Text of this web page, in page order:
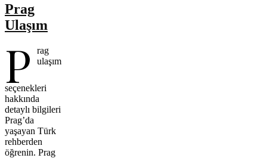
Prag
Ulaşım
P
rag
ulaşım
seçenekleri
hakkında
detaylı bilgileri
Prag’da
yaşayan Türk
rehberden
öğrenin. Prag